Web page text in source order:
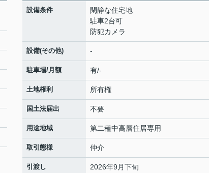
設備条件
閑静な住宅地
駐車2台可
防犯カメラ
設備(その他) -
駐車場/月額 有/-
土地権利 所有権
国土法届出 不要
用途地域 第二種中高層住居専用
取引態様 仲介
引渡し 2026年9月下旬